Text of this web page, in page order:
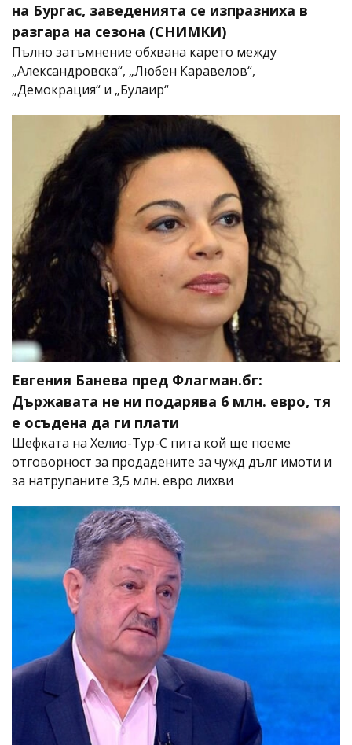
на Бургас, заведенията се изпразниха в
разгара на сезона (СНИМКИ)
Пълно затъмнение обхвана карето между
„Александровска“, „Любен Каравелов“,
„Демокрация“ и „Булаир“
Евгения Банева пред Флагман.бг:
Държавата не ни подарява 6 млн. евро, тя
е осъдена да ги плати
Шефката на Хелио-Тур-С пита кой ще поеме
отговорност за продадените за чужд дълг имоти и
за натрупаните 3,5 млн. евро лихви